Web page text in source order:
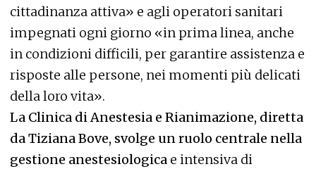
cittadinanza attiva» e agli operatori sanitari
impegnati ogni giorno «in prima linea, anche
in condizioni difficili, per garantire assistenza e
risposte alle persone, nei momenti più delicati
della loro vita».
La Clinica di Anestesia e Rianimazione, diretta
da Tiziana Bove, svolge un ruolo centrale nella
gestione anestesiologica e intensiva di